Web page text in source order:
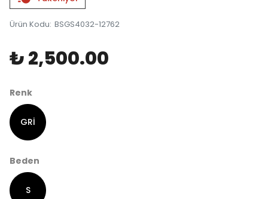
Ürün Kodu: BSGS4032-12762
₺ 2,500.00
Renk
GRİ
Beden
S